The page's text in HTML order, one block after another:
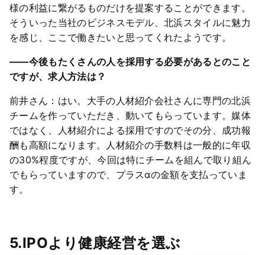
様の利益に繋がるものだけを提案することができます。
そういった当社のビジネスモデル、北浜スタイルに魅力
を感じ、ここで働きたいと思ってくれたようです。
――今後もたくさんの人を採用する必要があるとのこと
ですが、求人方法は？
前井さん：はい。大手の人材紹介会社さんに専門の北浜
チームを作っていただき、動いてもらっています。媒体
ではなく、人材紹介による採用ですのでその分、成功報
酬も高額になります。人材紹介の手数料は一般的に年収
の30%程度ですが、今回は特にチームを組んで取り組ん
でもらっていますので、プラスαの金額を支払っていま
す。
5.IPOより健康経営を選ぶ